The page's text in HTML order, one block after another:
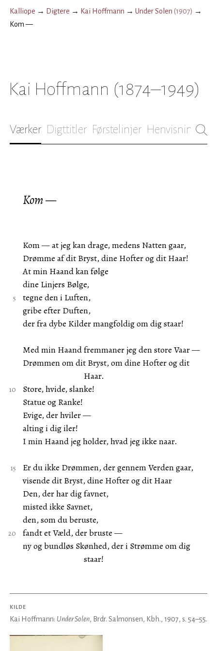
Kalliope → Digtere → Kai Hoffmann → Under Solen (1907) →
Kom —
Kai Hoffmann (1874–1949)
Værker Digttitler Førstelinjer Henvisninger
Kom —
Kom — at jeg kan drage, medens Natten gaar,
Drømme af dit Bryst, dine Hofter og dit Haar!
At min Haand kan følge
dine Linjers Bølge,
tegne den i Luften,
gribe efter Duften,
der fra dybe Kilder mangfoldig om dig staar!
Med min Haand fremmaner jeg den store Vaar —
Drømmen om dit Bryst, om dine Hofter og dit
Haar.
Store, hvide, slanke!
Statue og Ranke!
Evige, der hviler —
alting i dig iler!
I min Haand jeg holder, hvad jeg ikke naar.
Er du ikke Drømmen, der gennem Verden gaar,
visende dit Bryst, dine Hofter og dit Haar
Den, der har dig favnet,
misted ikke Savnet,
den, som du beruste,
fandt et Væld, der bruste —
ny og bundløs Skønhed, der i Strømme om dig
staar!
KILDE
Kai Hoffmann: Under Solen, Brdr. Salmonsen, Kbh., 1907, s. 54–55.